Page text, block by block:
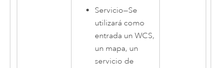
Servicio—Se
utilizará como
entrada un WCS,
un mapa, un
servicio de